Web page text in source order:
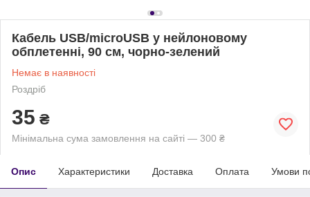
Кабель USB/microUSB у нейлоновому
обплетенні, 90 см, чорно-зелений
Немає в наявності
Роздріб
35 ₴
Мінімальна сума замовлення на сайті — 300 ₴
Опис Характеристики Доставка Оплата Умови